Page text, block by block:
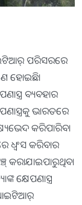
ଆଇଟିଆର୍‌ ପରିସରରେ
ହୋଇଛି।
ବ୍ୟବହାର
ଭାରତରେ
କରିପାରିବ।
ଧ୍ୱଂସ କରିବାର
କରାଯାଇପାରୁଥିବା
କ୍ଷେପଣାସ୍ତ୍ର
ଆଇଟିଆର୍‌